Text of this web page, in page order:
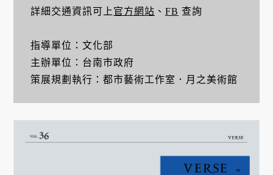
詳細交通資訊可上 官方網站 、 FB 查詢
指導單位：文化部
主辦單位：台南市政府
策展規劃執行：都市藝術工作室．月之美術館